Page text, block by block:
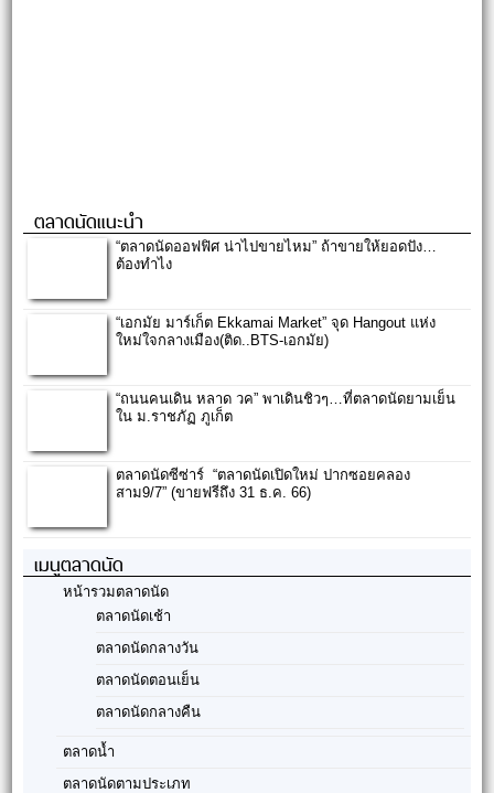
ตลาดนัดแนะนำ
“ตลาดนัดออฟฟิศ น่าไปขายไหม” ถ้าขายให้ยอดปัง…
ต้องทำไง
“เอกมัย มาร์เก็ต Ekkamai Market” จุด Hangout แห่ง
ใหม่ใจกลางเมือง(ติด..BTS-เอกมัย)
“ถนนคนเดิน​ หลาด​ วค” พา​เดินชิวๆ…ที่ตลาดนัดยามเย็น
ใน ม.ราชภัฏ​ ภูเก็ต
ตลาดนัดซีซ่าร์ “ตลาดนัดเปิดใหม่ ปากซอยคลอง
สาม9/7” (ขายฟรีถึง 31 ธ.ค. 66)
เมนูตลาดนัด
หน้ารวมตลาดนัด
ตลาดนัดเช้า
ตลาดนัดกลางวัน
ตลาดนัดตอนเย็น
ตลาดนัดกลางคืน
ตลาดน้ำ
ตลาดนัดตามประเภท